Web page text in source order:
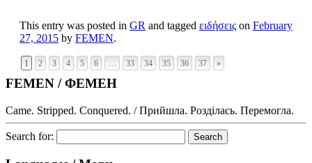
This entry was posted in GR and tagged ειδήσεις on February
27, 2015 by FEMEN.
1 2 3 4 5 6 … 33 34 35 36 37 »
FEMEN / ФЕМЕН
Came. Stripped. Conquered. / Прийшла. Розділась. Перемогла.
Search for: